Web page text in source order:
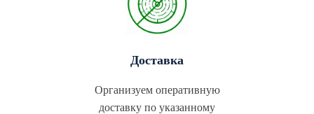
Доставка
Организуем оперативную
доставку по указанному